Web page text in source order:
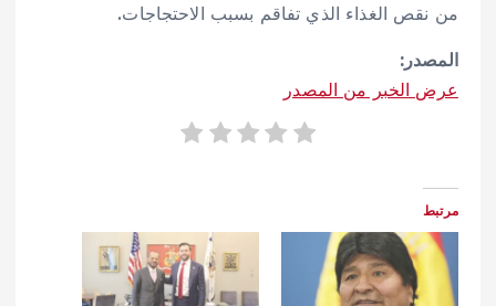
من نقص الغذاء الذي تفاقم بسبب الاحتجاجات.
المصدر:
عرض الخبر من المصدر
مرتبط